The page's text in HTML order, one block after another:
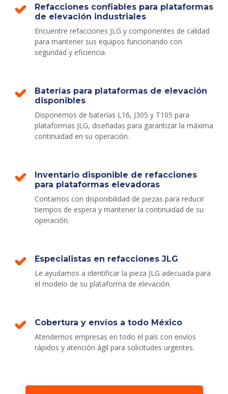
Refacciones confiables para plataformas
de elevación industriales
Encuentre refacciones JLG y componentes de calidad
para mantener sus equipos funcionando con
seguridad y eficiencia.
Baterías para plataformas de elevación
disponibles
Disponemos de baterías L16, J305 y T105 para
plataformas JLG, diseñadas para garantizar la máxima
continuidad en su operación.
Inventario disponible de refacciones
para plataformas elevadoras
Contamos con disponibilidad de piezas para reducir
tiempos de espera y mantener la continuidad de su
operación.
Especialistas en refacciones JLG
Le ayudamos a identificar la pieza JLG adecuada para
el modelo de su plataforma de elevación.
Cobertura y envíos a todo México
Atendemos empresas en todo el país con envíos
rápidos y atención ágil para solicitudes urgentes.